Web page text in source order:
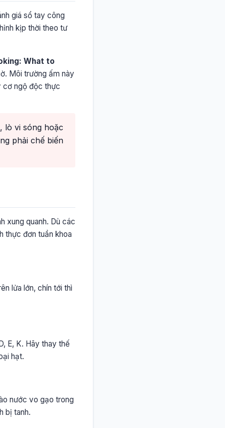
giá sổ tay công
kịp thời theo tư
What to
Môi trường ấm này
cơ ngộ độc thực
lò vi sóng hoặc
phải chế biến
xung quanh. Dù các
thực đơn tuần khoa
lửa lớn, chín tới thì
E, K. Hãy thay thế
hạt.
nước vo gạo trong
bị tanh.